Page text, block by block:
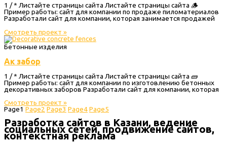
1 / * Листайте страницы сайта Листайте страницы сайта 🪵
Пример работы: сайт для компании по продаже пиломатериалов
Разработали сайт для компании, которая занимается продажей
Смотреть проект »
Бетонные изделия
Ак забор
1 / * Листайте страницы сайта Листайте страницы сайта 🧱
Пример работы: сайт для компании по изготовлению бетонных
декоративных заборов Разработали сайт для компании, которая
Смотреть проект »
Page1 Page2 Page3 Page4Page5
Разработка сайтов в Казани, ведение
социальных сетей, продвижение сайтов,
контекстная реклама